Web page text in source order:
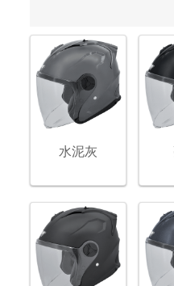
水泥灰